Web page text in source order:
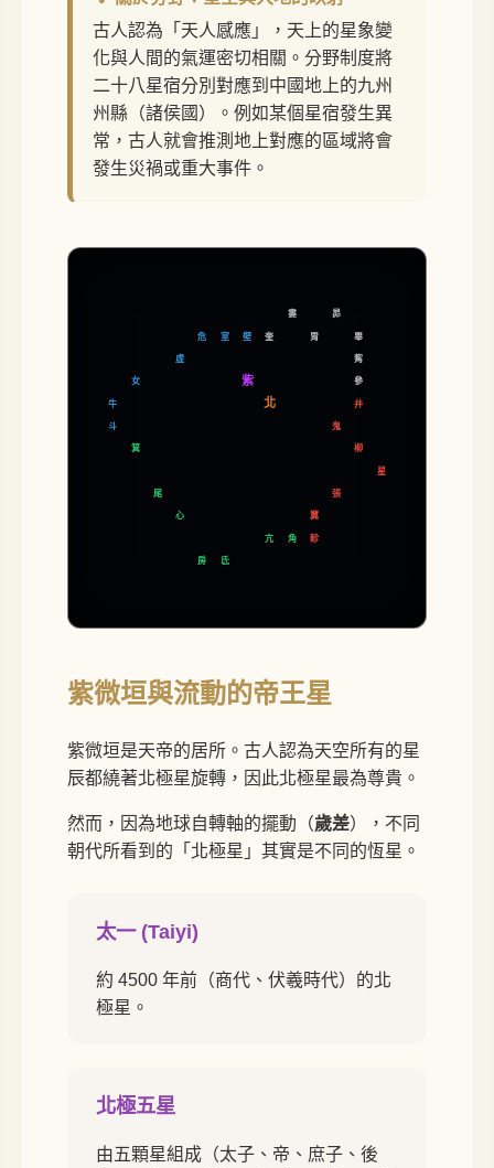
古人認為「天人感應」，天上的星象變
化與人間的氣運密切相關。分野制度將
二十八星宿分別對應到中國地上的九州
州縣（諸侯國）。例如某個星宿發生異
常，古人就會推測地上對應的區域將會
發生災禍或重大事件。
紫
北
牛
斗
女
虛
危 室 壁 奎
婁
胃
昴
畢
觜
參
井
鬼
柳
星
張
翼
軫
箕
尾
心
房 氐
亢 角
紫微垣與流動的帝王星
紫微垣是天帝的居所。古人認為天空所有的星
辰都繞著北極星旋轉，因此北極星最為尊貴。
然而，因為地球自轉軸的擺動（歲差），不同
朝代所看到的「北極星」其實是不同的恆星。
太一 (Taiyi)
約 4500 年前（商代、伏羲時代）的北
極星。
北極五星
由五顆星組成（太子、帝、庶子、後